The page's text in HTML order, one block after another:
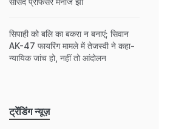
सिपाही को बलि का बकरा न बनाएं; सिवान
AK-47 फायरिंग मामले में तेजस्वी ने कहा-
न्यायिक जांच हो, नहीं तो आंदोलन
ट्रेंडिंग न्यूज़